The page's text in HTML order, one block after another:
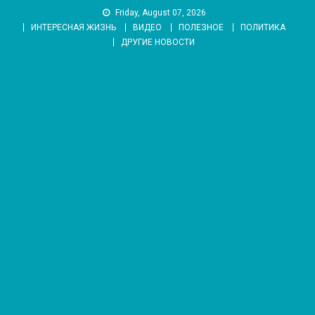
Friday, August 07, 2026
ИНТЕРЕСНАЯ ЖИЗНЬ
ВИДЕО ПОЛЕЗНОЕ
ПОЛИТИКА
ДРУГИЕ НОВОСТИ